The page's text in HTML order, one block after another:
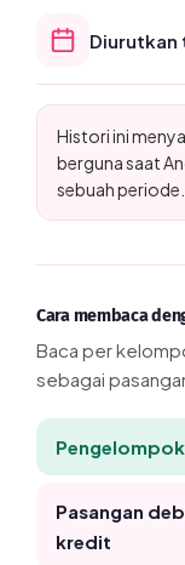
Diurutkan
Histori ini
berguna saat
sebuah periode.
Cara membaca
Baca per
sebagai
Pasangan
kredit